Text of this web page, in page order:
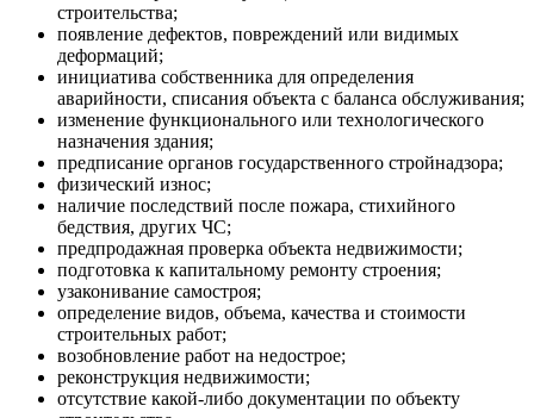
строительства;
появление дефектов, повреждений или видимых
деформаций;
инициатива собственника для определения
аварийности, списания объекта с баланса обслуживания;
изменение функционального или технологического
назначения здания;
предписание органов государственного стройнадзора;
физический износ;
наличие последствий после пожара, стихийного
бедствия, других ЧС;
предпродажная проверка объекта недвижимости;
подготовка к капитальному ремонту строения;
узаконивание самостроя;
определение видов, объема, качества и стоимости
строительных работ;
возобновление работ на недострое;
реконструкция недвижимости;
отсутствие какой-либо документации по объекту